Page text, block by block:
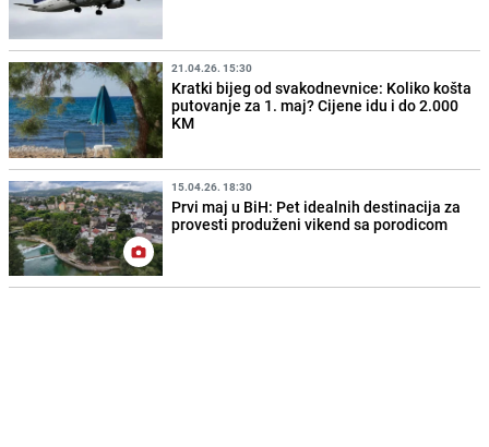
21.04.26. 15:30
Kratki bijeg od svakodnevnice: Koliko košta
putovanje za 1. maj? Cijene idu i do 2.000
KM
15.04.26. 18:30
Prvi maj u BiH: Pet idealnih destinacija za
provesti produženi vikend sa porodicom